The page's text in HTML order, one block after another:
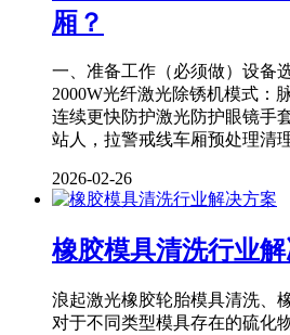
厢？
一、准备工作（必须做）设备
2000W光纤激光除锈机模式：
连续更快防护激光防护眼镜手
站人，拉警戒线车厢预处理清
2026-02-26
橡胶模具清洗行业
浪起激光橡胶轮胎模具清洗、
对于不同类型模具存在的硫化